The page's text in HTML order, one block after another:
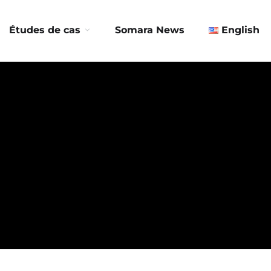
Études de cas Somara News English